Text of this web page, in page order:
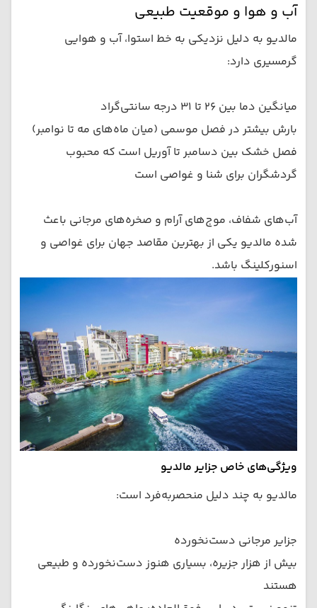
آب و هوا و موقعیت طبیعی
مالدیو به دلیل نزدیکی به خط استوا، آب و هوایی
گرمسیری دارد:
میانگین دما بین ۲۶ تا ۳۱ درجه سانتی‌گراد
بارش بیشتر در فصل موسمی (میان ماه‌های مه تا نوامبر)
فصل خشک بین دسامبر تا آوریل است که محبوب
گردشگران برای شنا و غواصی است
آب‌های شفاف، موج‌های آرام و صخره‌های مرجانی باعث
شده مالدیو یکی از بهترین مقاصد جهان برای غواصی و
اسنورکلینگ باشد.
ویژگی‌های خاص جزایر مالدیو
مالدیو به چند دلیل منحصربه‌فرد است:
جزایر مرجانی دست‌نخورده
بیش از هزار جزیره، بسیاری هنوز دست‌نخورده و طبیعی
هستند